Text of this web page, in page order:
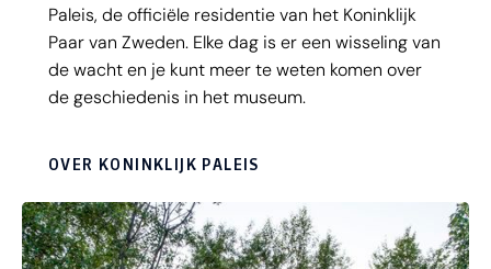
Paleis, de officiële residentie van het Koninklijk
Paar van Zweden. Elke dag is er een wisseling van
de wacht en je kunt meer te weten komen over
de geschiedenis in het museum.
OVER KONINKLIJK PALEIS